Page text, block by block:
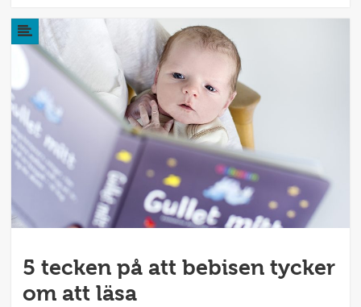
5 tecken på att bebisen tycker
om att läsa